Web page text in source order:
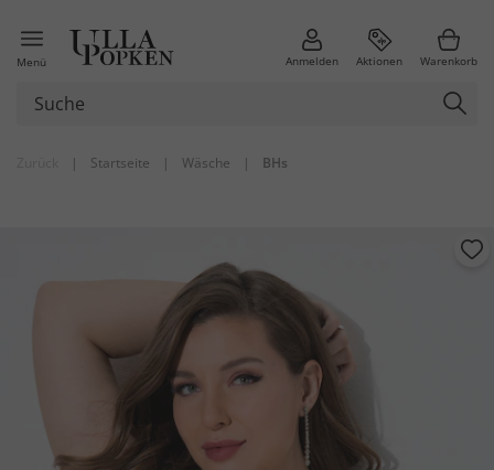
Menü Anmelden Aktionen Warenkorb
| Startseite | Wäsche | BHs